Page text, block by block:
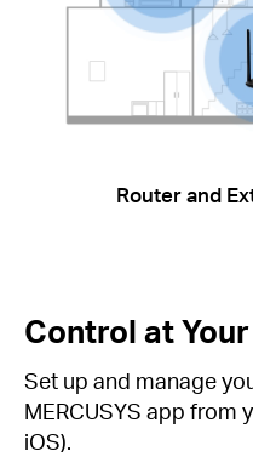
Router and
Control at
Set up and manage
MERCUSYS app from
iOS).